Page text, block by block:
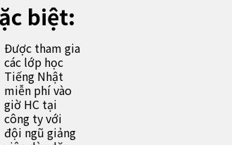
biệt:
Được tham gia
các lớp học
Tiếng Nhật
miễn phí vào
giờ HC tại
công ty với
đội ngũ giảng